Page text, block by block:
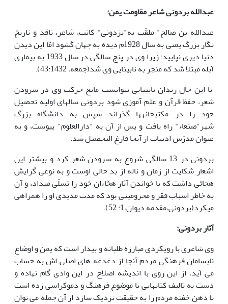
عبدالله بردونی شاعر مقاومت یمن:
عبدالله بن صالح" ملقّب به"بَرَدونی" کاتب، شاعر، ناقد و تاریخ
نگار بزرگ یمنی به سال 1928م دیده به جهان گشود امّا این دیدن
دنیا دیری نپایید؛ زیرا وی در پنج سالگی در سال 1933 به بیماری
آبله مبتلا شد که منجر به نابینایی وی شد(جمعه، 43:1432).
با این حال زندان نابینایی نتوانست مانع حرکت وی در سرودن
شعر، حفظ قرآن و علم آموزی شود بردونی سال­های اولیه­ تحصیل
خود را در مکتب­خانه­ها گذراند سپس به دانشگاه بزرگ
شهر"صنعاء" راه یافت و پس از آن به "دارالعلوم" پیوست، و به
عنوان مدرّس ادبیات از آنجا فارغ التحصیل شد.
بردونی در 13 سالگی شروع به سرودن شعر کرد و بیشتر این
اشعار شکایت از زمان و ناله از بد حالی اوست و به نوعی گرایش
هجائی داشت که با خواندن آثار هجّاءان خود را تسلّی می­داد، و آن
به خاطر اسباب فقر و محرومیتی بود که مدت مدیدی او را همراهی
می­کرد(بردونی،مقدمه دیوان،1: 52).
آثار بردونی:
وی شاعری با رویکردی مبارزه طلبانه و بیدار است که یمن و اوضاع
نابسامان فرهنگی مردم آنجا از دغدغه های اصلی اش به حساب
می آید، از این روی با اندیشه اصلاح در این وادی گام نهاده و
دست به تالیف کتابهایی با موضوع فرهنگ و دموکراسی زده است
تا ذهن خفته مردم را به حقیقت نزدیک سازد از آن جمله می توان